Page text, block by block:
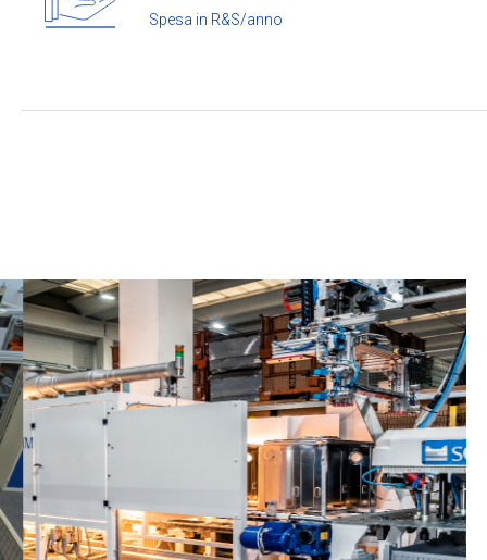
Spesa in R&S/anno